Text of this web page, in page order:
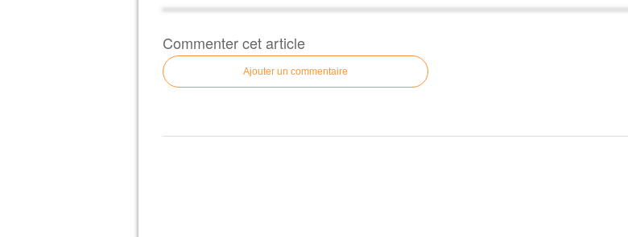
Commenter cet article
Ajouter un commentaire